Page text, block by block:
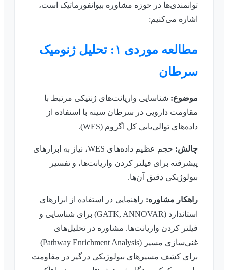
توانمندی‌ها در حوزه مشاوره بیوانفورماتیک است،
اشاره می‌کنیم:
مطالعه موردی ۱: تحلیل ژنومیک
سرطان
موضوع: شناسایی واریانت‌های ژنتیکی مرتبط با
مقاومت دارویی در سرطان سینه با استفاده از
داده‌های توالی‌یابی کل اگزوم (WES).
چالش:
حجم عظیم داده‌های WES، نیاز به ابزارهای
پیشرفته برای فیلتر کردن واریانت‌ها، و تفسیر
بیولوژیکی دقیق آن‌ها.
راهکار مشاوره: راهنمایی در استفاده از ابزارهای
استاندارد (GATK, ANNOVAR) برای شناسایی و
فیلتر کردن واریانت‌ها. مشاوره در تحلیل‌های
غنی‌سازی مسیر (Pathway Enrichment Analysis)
برای کشف مسیرهای بیولوژیکی درگیر در مقاومت